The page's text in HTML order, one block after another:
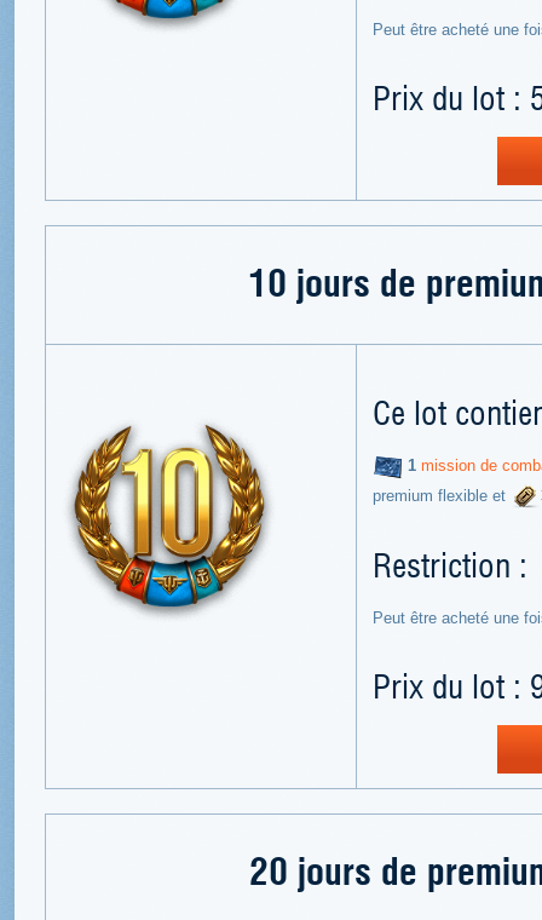
Peut être acheté une
Prix du lot :
10 jours de
Ce lot
1 mission de
premium flexible et
Restriction :
Peut être acheté une
Prix du lot :
20 jours de